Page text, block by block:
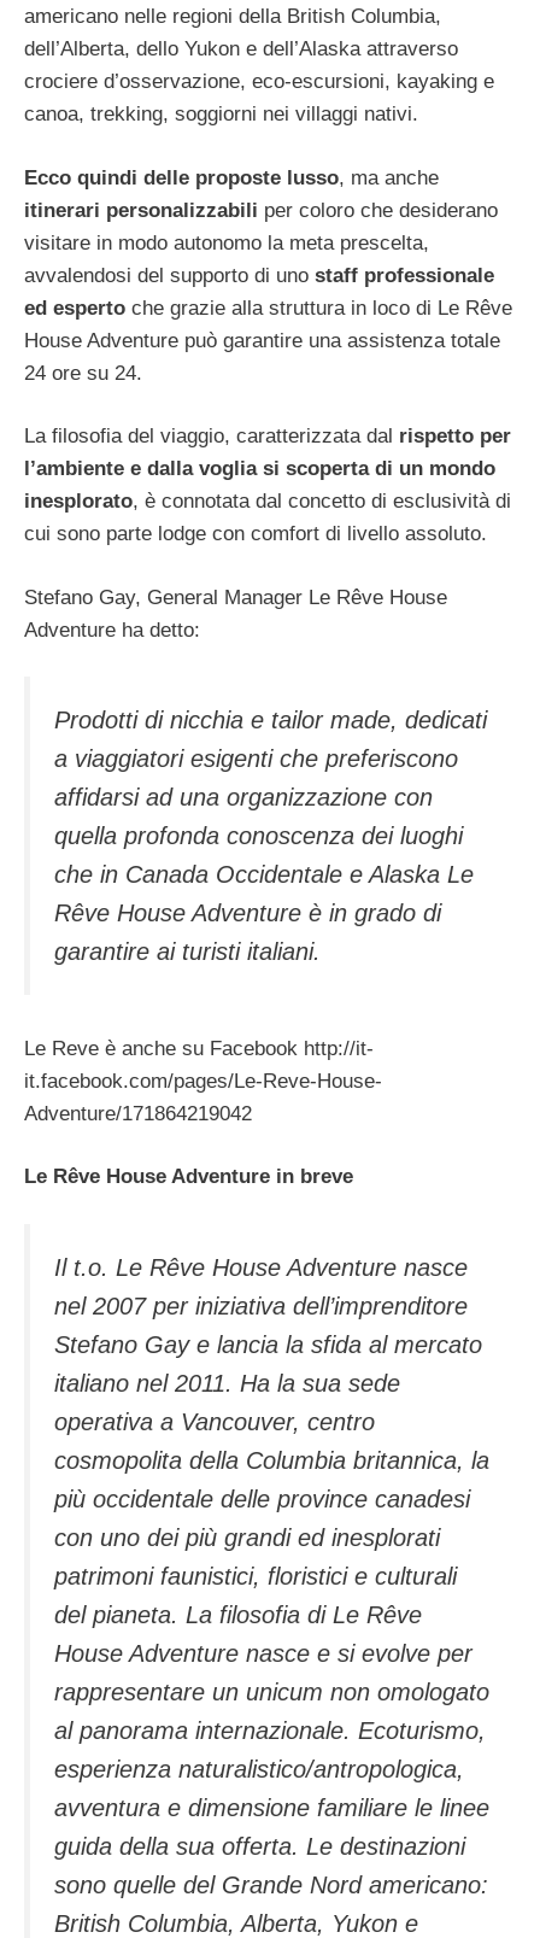
americano nelle regioni della British Columbia,
dell’Alberta, dello Yukon e dell’Alaska attraverso
crociere d’osservazione, eco-escursioni, kayaking e
canoa, trekking, soggiorni nei villaggi nativi.
Ecco quindi delle proposte lusso, ma anche
itinerari personalizzabili per coloro che desiderano
visitare in modo autonomo la meta prescelta,
avvalendosi del supporto di uno staff professionale
ed esperto che grazie alla struttura in loco di Le Rêve
House Adventure può garantire una assistenza totale
24 ore su 24.
La filosofia del viaggio, caratterizzata dal rispetto per
l’ambiente e dalla voglia si scoperta di un mondo
inesplorato, è connotata dal concetto di esclusività di
cui sono parte lodge con comfort di livello assoluto.
Stefano Gay, General Manager Le Rêve House
Adventure ha detto:
Prodotti di nicchia e tailor made, dedicati
a viaggiatori esigenti che preferiscono
affidarsi ad una organizzazione con
quella profonda conoscenza dei luoghi
che in Canada Occidentale e Alaska Le
Rêve House Adventure è in grado di
garantire ai turisti italiani.
Le Reve è anche su Facebook http://it-
it.facebook.com/pages/Le-Reve-House-
Adventure/171864219042
Le Rêve House Adventure in breve
Il t.o. Le Rêve House Adventure nasce
nel 2007 per iniziativa dell’imprenditore
Stefano Gay e lancia la sfida al mercato
italiano nel 2011. Ha la sua sede
operativa a Vancouver, centro
cosmopolita della Columbia britannica, la
più occidentale delle province canadesi
con uno dei più grandi ed inesplorati
patrimoni faunistici, floristici e culturali
del pianeta. La filosofia di Le Rêve
House Adventure nasce e si evolve per
rappresentare un unicum non omologato
al panorama internazionale. Ecoturismo,
esperienza naturalistico/antropologica,
avventura e dimensione familiare le linee
guida della sua offerta. Le destinazioni
sono quelle del Grande Nord americano:
British Columbia, Alberta, Yukon e